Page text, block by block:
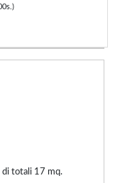
di totali 17 mq.